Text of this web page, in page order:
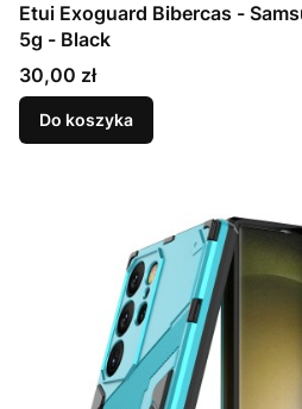
Etui Exoguard Bibercas -
5g - Black
Cena
30,00 zł
Do koszyka